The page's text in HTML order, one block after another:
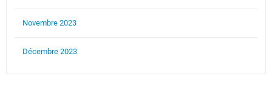
Novembre 2023
Décembre 2023